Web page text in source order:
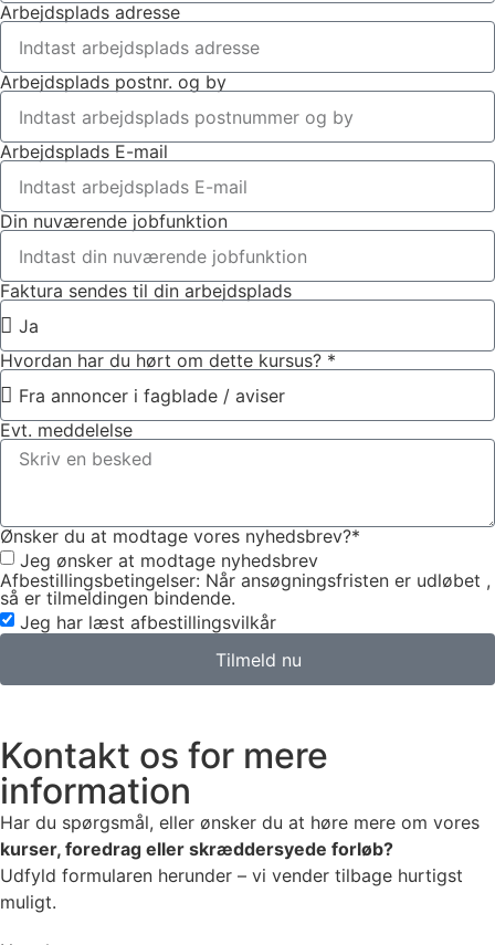
Arbejdsplads adresse
Arbejdsplads postnr. og by
Arbejdsplads E-mail
Din nuværende jobfunktion
Faktura sendes til din arbejdsplads
Hvordan har du hørt om dette kursus? *
Evt. meddelelse
Ønsker du at modtage vores nyhedsbrev?*
Jeg ønsker at modtage nyhedsbrev
Afbestillingsbetingelser: Når ansøgningsfristen er udløbet ,
så er tilmeldingen bindende.
Jeg har læst afbestillingsvilkår
Tilmeld nu
Kontakt os for mere
information
Har du spørgsmål, eller ønsker du at høre mere om vores
kurser, foredrag eller skræddersyede forløb?
Udfyld formularen herunder – vi vender tilbage hurtigst
muligt.